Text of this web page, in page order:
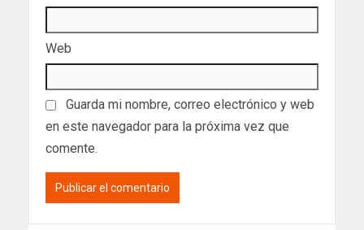
Web
Guarda mi nombre, correo electrónico y web
en este navegador para la próxima vez que
comente.